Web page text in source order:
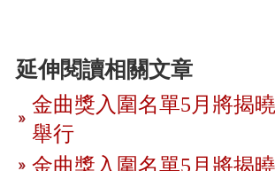
延伸閱讀相關文章
金曲獎入圍名單5月將揭
舉行
金曲獎入圍名單5月將揭